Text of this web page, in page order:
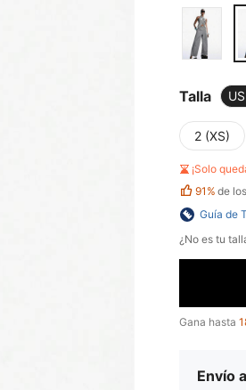
Talla US
2 (XS)
¡Solo
91% de
Guía de
¿No es tu
Gana hasta
Envío a